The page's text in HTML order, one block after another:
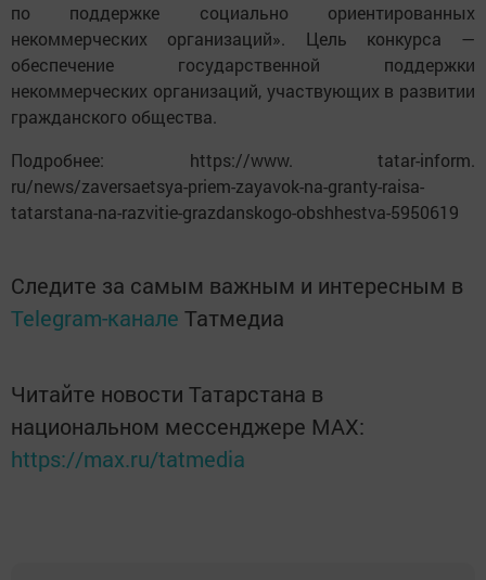
по поддержке социально ориентированных
некоммерческих организаций». Цель конкурса —
обеспечение государственной поддержки
некоммерческих организаций, участвующих в развитии
гражданского общества.
Подробнее: https://www. tatar-inform.
ru/news/zaversaetsya-priem-zayavok-na-granty-raisa-
tatarstana-na-razvitie-grazdanskogo-obshhestva-5950619
Следите за самым важным и интересным в
Telegram-канале Татмедиа
Читайте новости Татарстана в
национальном мессенджере MАХ:
https://max.ru/tatmedia